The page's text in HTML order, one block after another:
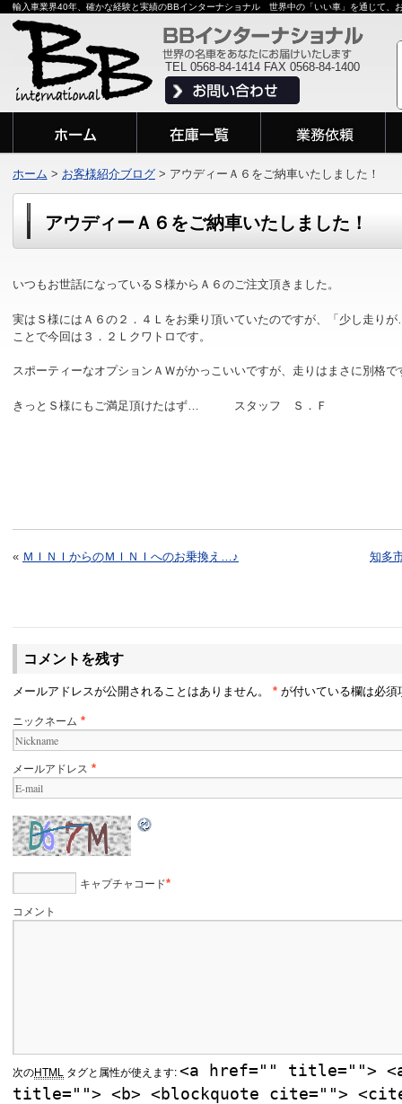
輸入車業界40年、確かな経験と実績のBBインターナショナル 世界中の「いい車」を通じて、
TEL 0568-84-1414 FAX 0568-84-1400
アウディーＡ６をご納車いたしました！
いつもお世話になっているＳ様からＡ６のご注文頂きました。
実はＳ様にはＡ６の２．４Ｌをお乗り頂いていたのですが、「少し走り
ことで今回は３．２Ｌクワトロです。
スポーティーなオプションＡＷがかっこいいですが、走りはまさに別格で
きっとＳ様にもご満足頂けたはず… スタッフ Ｓ．Ｆ
« ＭＩＮＩからのＭＩＮＩへのお乗換え…♪ 知多
コメントを残す
メールアドレスが公開されることはありません。 * が付いている欄は必須
ニックネーム *
メールアドレス *
キャプチャコード*
コメント
次のHTML タグと属性が使えます:<a href="" title="">
title=""> <b> <blockquote cite="">
ホーム > お客様紹介ブログ > アウディーＡ６をご納車いたしました！